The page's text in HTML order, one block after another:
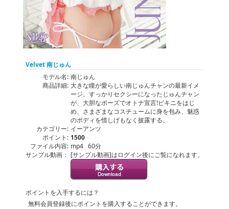
Velvet 南じゅん
モデル名: 南じゅん
商品詳細: 大きな瞳が愛らしい南じゅんチャンの最新イメ
ージ。すっかりセクシーになったじゅんチャン
が、大胆なポーズでオトナ宣言!ビキニをはじ
め、さまざまなコスチュームに身を包み、魅惑
のボディを惜しげもなく披露する。
カテゴリー: イーアンツ
ポイント: 1500
ファイル内容: mp4 60分
サンプル動画： [サンプル動画]はログイン後にご覧になれます。
ポイントを入手するには？
無料会員登録後にポイントを購入することができます。